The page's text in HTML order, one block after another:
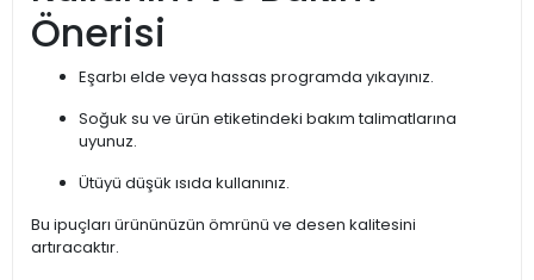
Önerisi
Eşarbı elde veya hassas programda yıkayınız.
Soğuk su ve ürün etiketindeki bakım talimatlarına
uyunuz.
Ütüyü düşük ısıda kullanınız.
Bu ipuçları ürününüzün ömrünü ve desen kalitesini
artıracaktır.